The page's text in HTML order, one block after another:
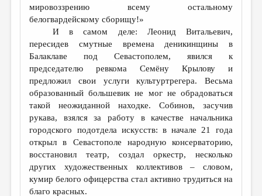
мировоззрению всему остальному
белогвардейскому сборищу!»
И в самом деле: Леонид Витальевич,
пересидев смутные времена деникинщины в
Балаклаве под Севастополем, явился к
председателю ревкома Семёну Крылову и
предложил свои услуги культуртрегера. Весьма
образованный большевик не мог не обрадоваться
такой неожиданной находке. Собинов, засучив
рукава, взялся за работу в качестве начальника
городского подотдела искусств: в начале 21 года
открыл в Севастополе народную консерваторию,
восстановил театр, создал оркестр, несколько
других художественных коллективов – словом,
кумир белого офицерства стал активно трудиться на
благо красных.